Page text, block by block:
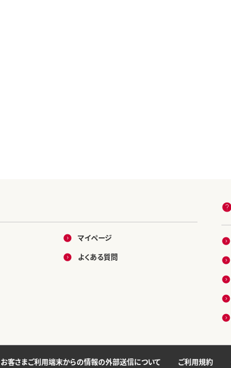
マイページ
よくある質問
お客さまご利用端末からの情報の外部送信について ご利用規約